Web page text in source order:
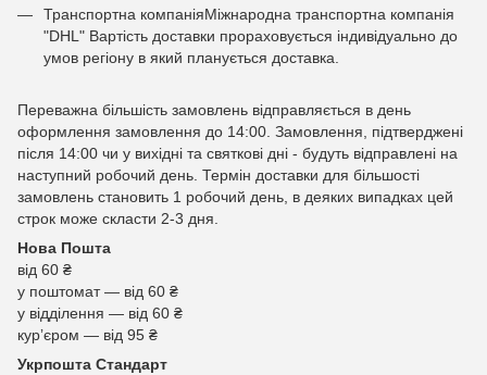
Транспортна компаніяМіжнародна транспортна компанія
"DHL" Вартість доставки прораховується індивідуально до
умов регіону в який планується доставка.
Переважна більшість замовлень відправляється в день
оформлення замовлення до 14:00. Замовлення, підтверджені
після 14:00 чи у вихідні та святкові дні - будуть відправлені на
наступний робочий день. Термін доставки для більшості
замовлень становить 1 робочий день, в деяких випадках цей
строк може скласти 2-3 дня.
Нова Пошта
від 60 ₴
у поштомат — від 60 ₴
у відділення — від 60 ₴
курʼєром — від 95 ₴
Укрпошта Стандарт